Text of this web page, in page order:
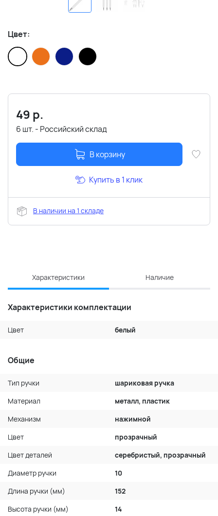
Цвет:
49 р.
6 шт. - Российский склад
В корзину
Купить в 1 клик
В наличии на 1 складе
Характеристики Наличие
Характеристики комплектации
Цвет белый
Общие
Тип ручки
шариковая ручка
Материал
металл, пластик
Механизм
нажимной
Цвет
прозрачный
Цвет деталей
серебристый, прозрачный
Диаметр ручки
10
Длина ручки (мм)
152
Высота ручки (мм)
14